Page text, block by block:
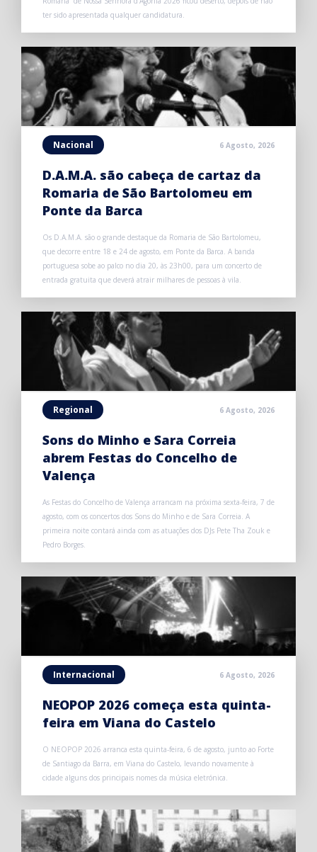
ter sido apresentada qualquer candidatura.
Nacional 6 Agosto, 2026
D.A.M.A. são cabeça de cartaz da
Romaria de São Bartolomeu em
Ponte da Barca
Os D.A.M.A. são o grande destaque da Romaria de São Bartolomeu,
que decorre entre 18 e 24 de agosto, em Ponte da Barca. A banda
portuguesa sobe ao palco no dia 20, às 23h00, para um concerto de
entrada gratuita que deverá atrair milhares de pessoas à vila.
Regional 6 Agosto, 2026
Sons do Minho e Sara Correia
abrem Festas do Concelho de
Valença
As Festas do Concelho de Valença arrancam na próxima sexta-feira, 7 de
agosto, com os concertos dos Sons do Minho e de Sara Correia. A
primeira noite contará ainda com as atuações dos DJs Pete Tha Zouk e
Pedro Borges.
Internacional 6 Agosto, 2026
NEOPOP 2026 começa esta quinta-
feira em Viana do Castelo
O NEOPOP 2026 arranca esta quinta-feira, 6 de agosto, junto ao Forte
de Santiago da Barra, em Viana do Castelo, levando novamente à
cidade alguns dos principais nomes da música eletrónica.